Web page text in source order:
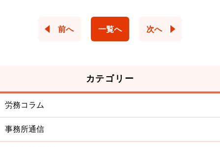
前へ 一覧へ 次へ
カテゴリー
労務コラム
事務所通信